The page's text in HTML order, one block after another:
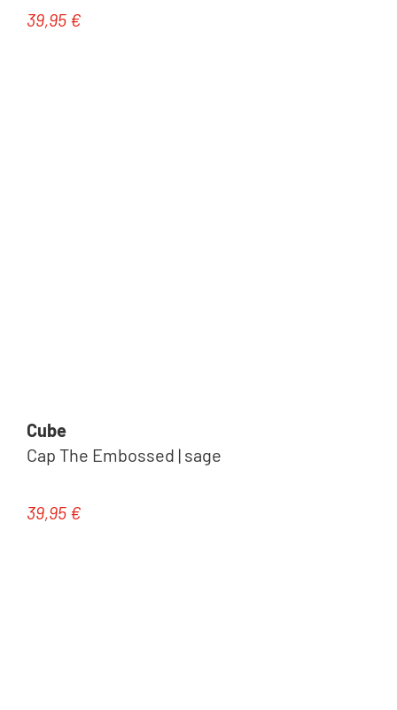
Regulärer Preis:
39,95 €
Cube
Cap The Embossed | sage
Regulärer Preis:
39,95 €